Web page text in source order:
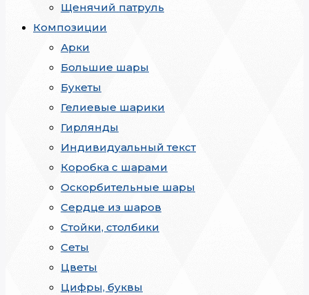
Щенячий патруль
Композиции
Арки
Большие шары
Букеты
Гелиевые шарики
Гирлянды
Индивидуальный текст
Коробка с шарами
Оскорбительные шары
Сердце из шаров
Стойки, столбики
Сеты
Цветы
Цифры, буквы